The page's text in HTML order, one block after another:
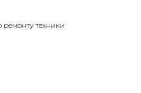
ремонту техники